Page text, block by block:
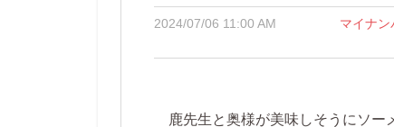
2024/07/06 11:00 AM マイナン
鹿先生と奥様が美味しそうにソー